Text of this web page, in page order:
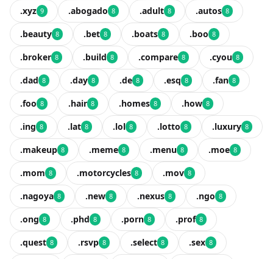
.xyz 9 .abogado 8 .adult 8 .autos 8
.beauty 8 .bet 8 .boats 8 .boo 8
.broker 8 .build 8 .compare 8 .cyou 8
.dad 8 .day 8 .de 8 .esq 8 .fan 8
.foo 8 .hair 8 .homes 8 .how 8
.ing 8 .lat 8 .lol 8 .lotto 8 .luxury 8
.makeup 8 .meme 8 .menu 8 .moe 8
.mom 8 .motorcycles 8 .mov 8
.nagoya 8 .new 8 .nexus 8 .ngo 8
.ong 8 .phd 8 .porn 8 .prof 8
.quest 8 .rsvp 8 .select 8 .sex 8